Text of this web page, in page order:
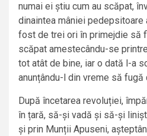
numai ei știu cum au scăpat,
dinaintea mâniei pedepsitoare
fost de trei ori în primejdie să
scăpat amestecându-se
tot atât de bine, iar o dată l-a
anunțându-l din vreme să
După încetarea revoluției,
în țară, să-și vadă și să-și
și prin Munții Apuseni,